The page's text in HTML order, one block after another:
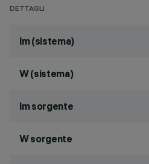
DETTAGLI
lm (sistema)
W (sistema)
lm sorgente
W sorgente